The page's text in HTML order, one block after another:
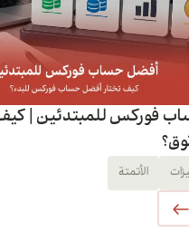
فوركس للمبتدئين |
الأتمتة